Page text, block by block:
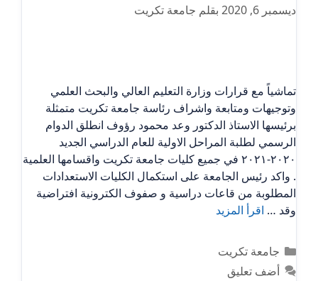
ديسمبر 6, 2020 بقلم جامعة تكريت
تماشياً مع قرارات وزارة التعليم العالي والبحث العلمي
وتوجيهات ومتابعة واشراف رئاسة جامعة تكريت متمثلة
برئيسها الاستاذ الدكتور وعد محمود رؤوف انطلق الدوام
الرسمي لطلبة المراحل الاولية للعام الدراسي الجديد
٢٠٢٠-٢٠٢١ في جميع كليات جامعة تكريت واقسامها العلمية
. واكد رئيس الجامعة على استكمال الكليات الاستعدادات
المطلوبة من قاعات دراسية و صفوف الكترونية افتراضية
وقد … اقرأ المزيد
التصنيفات
جامعة تكريت
أضف تعليق